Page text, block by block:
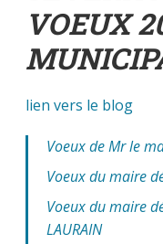
VOEUX
lien vers le blog
Voeux de Mr le
Voeux du maire
Voeux du maire
LAURAIN